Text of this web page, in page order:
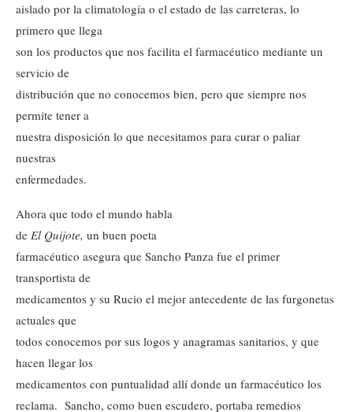
aislado por la climatología o el estado de las carreteras, lo
primero que llega
son los productos que nos facilita el farmacéutico mediante un
servicio de
distribución que no conocemos bien, pero que siempre nos
permite tener a
nuestra disposición lo que necesitamos para curar o paliar
nuestras
enfermedades.
Ahora que todo el mundo habla
de El Quijote, un buen poeta
farmacéutico asegura que Sancho Panza fue el primer
transportista de
medicamentos y su Rucio el mejor antecedente de las furgonetas
actuales que
todos conocemos por sus logos y anagramas sanitarios, y que
hacen llegar los
medicamentos con puntualidad allí donde un farmacéutico los
reclama. Sancho, como buen escudero, portaba remedios